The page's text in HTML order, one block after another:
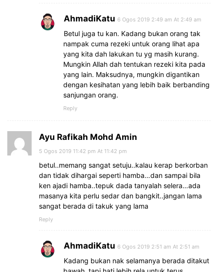
AhmadiKatu 6 Ogos 2019 2:49 am At 2:49 am
Betul juga tu kan. Kadang bukan orang tak
nampak cuma rezeki untuk orang lihat apa
yang kita dah lakukan tu yg masih kurang.
Mungkin Allah dah tentukan rezeki kita pada
yang lain. Maksudnya, mungkin digantikan
dengan kesihatan yang lebih baik berbanding
sanjungan orang.
Reply
Ayu Rafikah Mohd Amin
5 Ogos 2019 11:42 pm At 11:42 pm
betul..memang sangat setuju..kalau kerap berkorban
dan tidak dihargai seperti hamba…dan sampai bila
ken ajadi hamba..tepuk dada tanyalah selera…ada
masanya kita perlu sedar dan bangkit..jangan lama
sangat berada di takuk yang lama
Reply
AhmadiKatu 6 Ogos 2019 2:51 am At 2:51 am
Kadang bukan nak selamanya berada ditakut